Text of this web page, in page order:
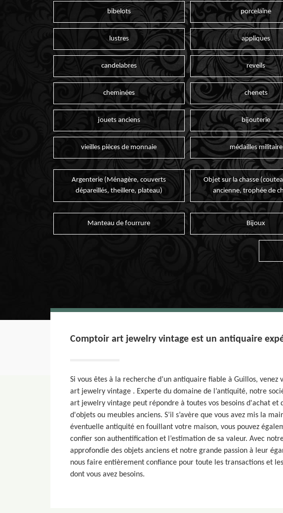
bibelots porcelaine
lustres appliques
candelabres reveils
cheminées chenets
jouets anciens bijouterie
vieilles pièces de monnaie médailles militaire
Argenterie (Ménagère, couverts
dépareillés, theillere, plateau)
Objet sur la chasse
ancienne, trophée de
Manteau de fourrure Bijoux
Comptoir art jewelry vintage est un antiquaire
Si vous êtes à la recherche d’un antiquaire fiable à Guillos, venez
art jewelry vintage . Experte du domaine de l’antiquité, notre
art jewelry vintage peut répondre à toutes vos besoins d'achat et
d'objets ou meubles anciens. S’il s’avère que vous avez mis la
éventuelle antiquité en fouillant votre maison, vous pouvez
confier son authentification et l’estimation de sa valeur. Avec
approfondie des objets anciens et notre grande passion à leur
nous faire entièrement confiance pour toute les transactions et
dont vous avez besoins.